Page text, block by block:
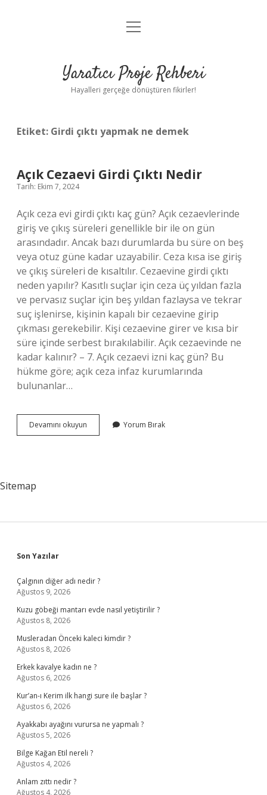
Anasayfa
Yasal Uyarı
menüyü
Yaratıcı Proje Rehberi
Hayalleri gerçeğe dönüştüren fikirler!
Etiket: Girdi çıktı yapmak ne demek
Açık Cezaevi Girdi Çıktı Nedir
Tarih: Ekim 7, 2024
Açık ceza evi girdi çıktı kaç gün? Açık cezaevlerinde
giriş ve çıkış süreleri genellikle bir ile on gün
arasındadır. Ancak bazı durumlarda bu süre on beş
veya otuz güne kadar uzayabilir. Ceza kısa ise giriş
ve çıkış süreleri de kısaltılır. Cezaevine girdi çıktı
neden yapılır? Kasıtlı suçlar için ceza üç yıldan fazla
ve pervasız suçlar için beş yıldan fazlaysa ve tekrar
suç işlenirse, kişinin kapalı bir cezaevine girip
çıkması gerekebilir. Kişi cezaevine girer ve kısa bir
süre içinde serbest bırakılabilir. Açık cezaevinde ne
kadar kalınır? – 7. Açık cezaevi izni kaç gün? Bu
hükme göre; açık ceza infaz kurumlarında
bulunanlar…
Devamını okuyun
Cezaevi
Yorum Bırak
Sitemap
Sidebar
Son Yazılar
Çalgının diğer adı nedir ?
Ağustos 9, 2026
Kuzu göbeği mantarı evde nasıl yetiştirilir ?
Ağustos 8, 2026
Musleradan Önceki kaleci kimdir ?
Ağustos 8, 2026
Erkek kavalye kadın ne ?
Ağustos 6, 2026
Kur’an-ı Kerim ilk hangi sure ile başlar ?
Ağustos 6, 2026
Ayakkabı ayağını vurursa ne yapmalı ?
Ağustos 5, 2026
Bilge Kağan Etil nereli ?
Ağustos 4, 2026
Anlam zıttı nedir ?
Ağustos 4, 2026